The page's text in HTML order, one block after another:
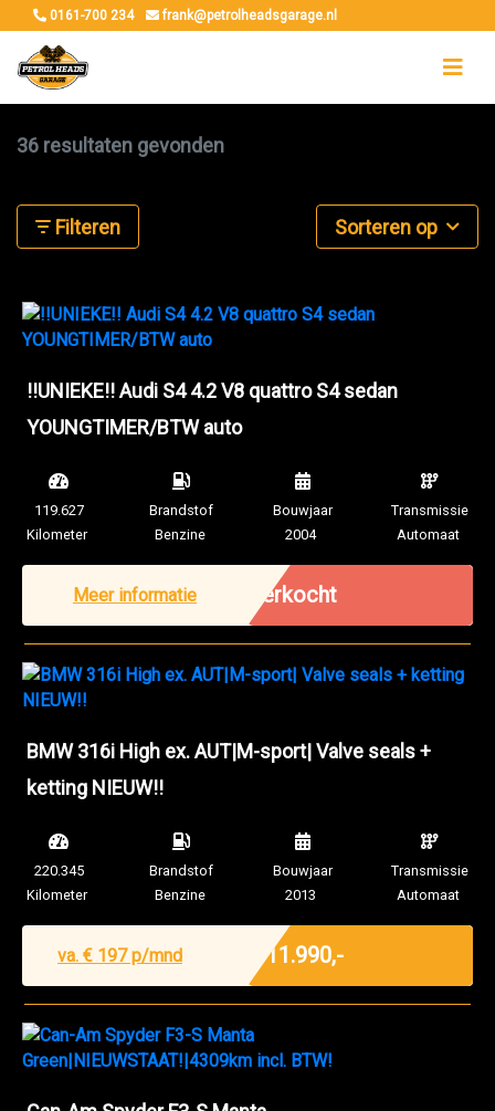
0161-700 234 frank@petrolheadsgarage.nl
36 resultaten gevonden
Filteren Sorteren op
!!UNIEKE!! Audi S4 4.2 V8 quattro S4 sedan
YOUNGTIMER/BTW auto
119.627
Kilometer
Brandstof
Benzine
Bouwjaar
2004
Transmissie
Automaat
Meer informatie Verkocht
BMW 316i High ex. AUT|M-sport| Valve seals +
ketting NIEUW!!
220.345
Kilometer
Brandstof
Benzine
Bouwjaar
2013
Transmissie
Automaat
va. € 197p/mnd € 11.990,-